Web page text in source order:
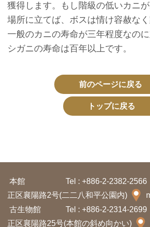
収
蔵
と
研
て
サ
獲得します。もし階級の低いカニ
場所に立てば、ボスは情け容赦なく
一般のカニの寿命が三年程度なの
シガニの寿命は百年以上です。
前のページに戻る
トップに戻る
本館 Tel : +886-2-2382-2566
正区襄陽路2号(二二八和平公園内)
古生物館
Tel : +886-2-2314-2699
正区襄陽路25号(本館の斜め向かい)